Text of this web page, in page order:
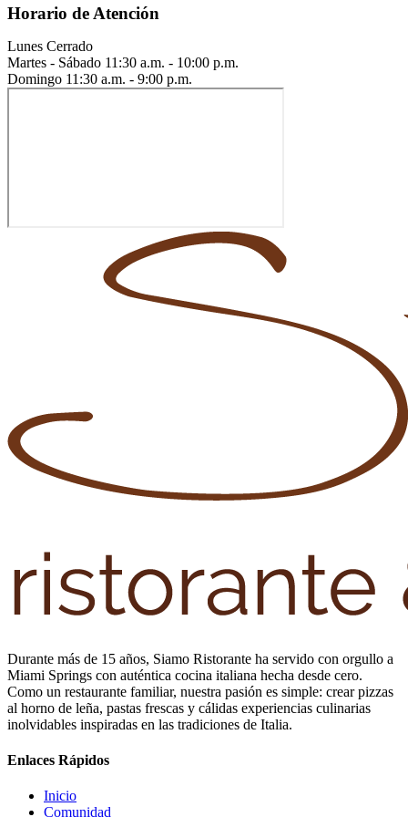
Horario de Atención
Lunes Cerrado
Martes - Sábado 11:30 a.m. - 10:00 p.m.
Domingo 11:30 a.m. - 9:00 p.m.
Durante más de 15 años, Siamo Ristorante ha servido con orgullo a
Miami Springs con auténtica cocina italiana hecha desde cero.
Como un restaurante familiar, nuestra pasión es simple: crear pizzas
al horno de leña, pastas frescas y cálidas experiencias culinarias
inolvidables inspiradas en las tradiciones de Italia.
Enlaces Rápidos
Inicio
Comunidad